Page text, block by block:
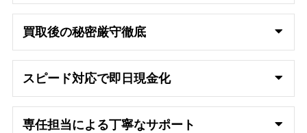
買取後の秘密厳守徹底
スピード対応で即日 現金化
専任担当による丁寧なサポート